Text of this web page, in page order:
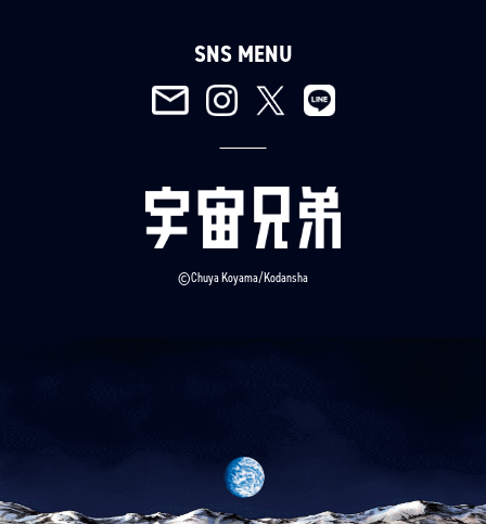
SNS MENU
©Chuya Koyama/Kodansha